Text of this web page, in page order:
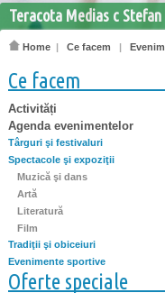
Teracota Medias c
Home | Ce facem |
Ce facem
Activități
Agenda evenimentelor
Târguri şi festivaluri
Spectacole şi expoziţii
Muzică şi dans
Artă
Literatură
Film
Tradiţii şi obiceiuri
Evenimente sportive
Oferte speciale